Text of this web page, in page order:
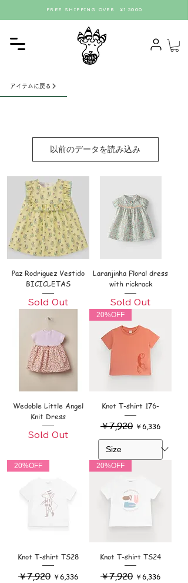
FREE SHIPPING OVER ¥13000
アイテムに戻る
以前のデータを読み込み
Paz Rodriguez Vestido
BICICLETAS
Sold Out
Laranjinha Floral dress
with rickrack
Sold Out
Wedoble Little Angel
Knit Dress
Sold Out
20%OFF
Knot T-shirt 176-
通常価格
￥7,920 セール価格
￥6,336
20%OFF
Knot T-shirt TS28
通常価格
￥7,920 セール価格
￥6,336
20%OFF
Knot T-shirt TS24
通常価格
￥7,920 セール価格
￥6,336